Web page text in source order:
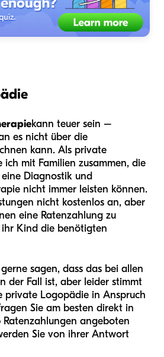
kann teuer sein –
es nicht über die
kann. Als private
mit Familien zusammen, die
Diagnostik und
nicht immer leisten können.
nicht kostenlos an, aber
eine Ratenzahlung zu
Kind die benötigten
sagen, dass das bei allen
der Fall ist, aber leider stimmt
private Logopädie in Anspruch
Sie am besten direkt in
angeboten
Sie von ihrer Antwort